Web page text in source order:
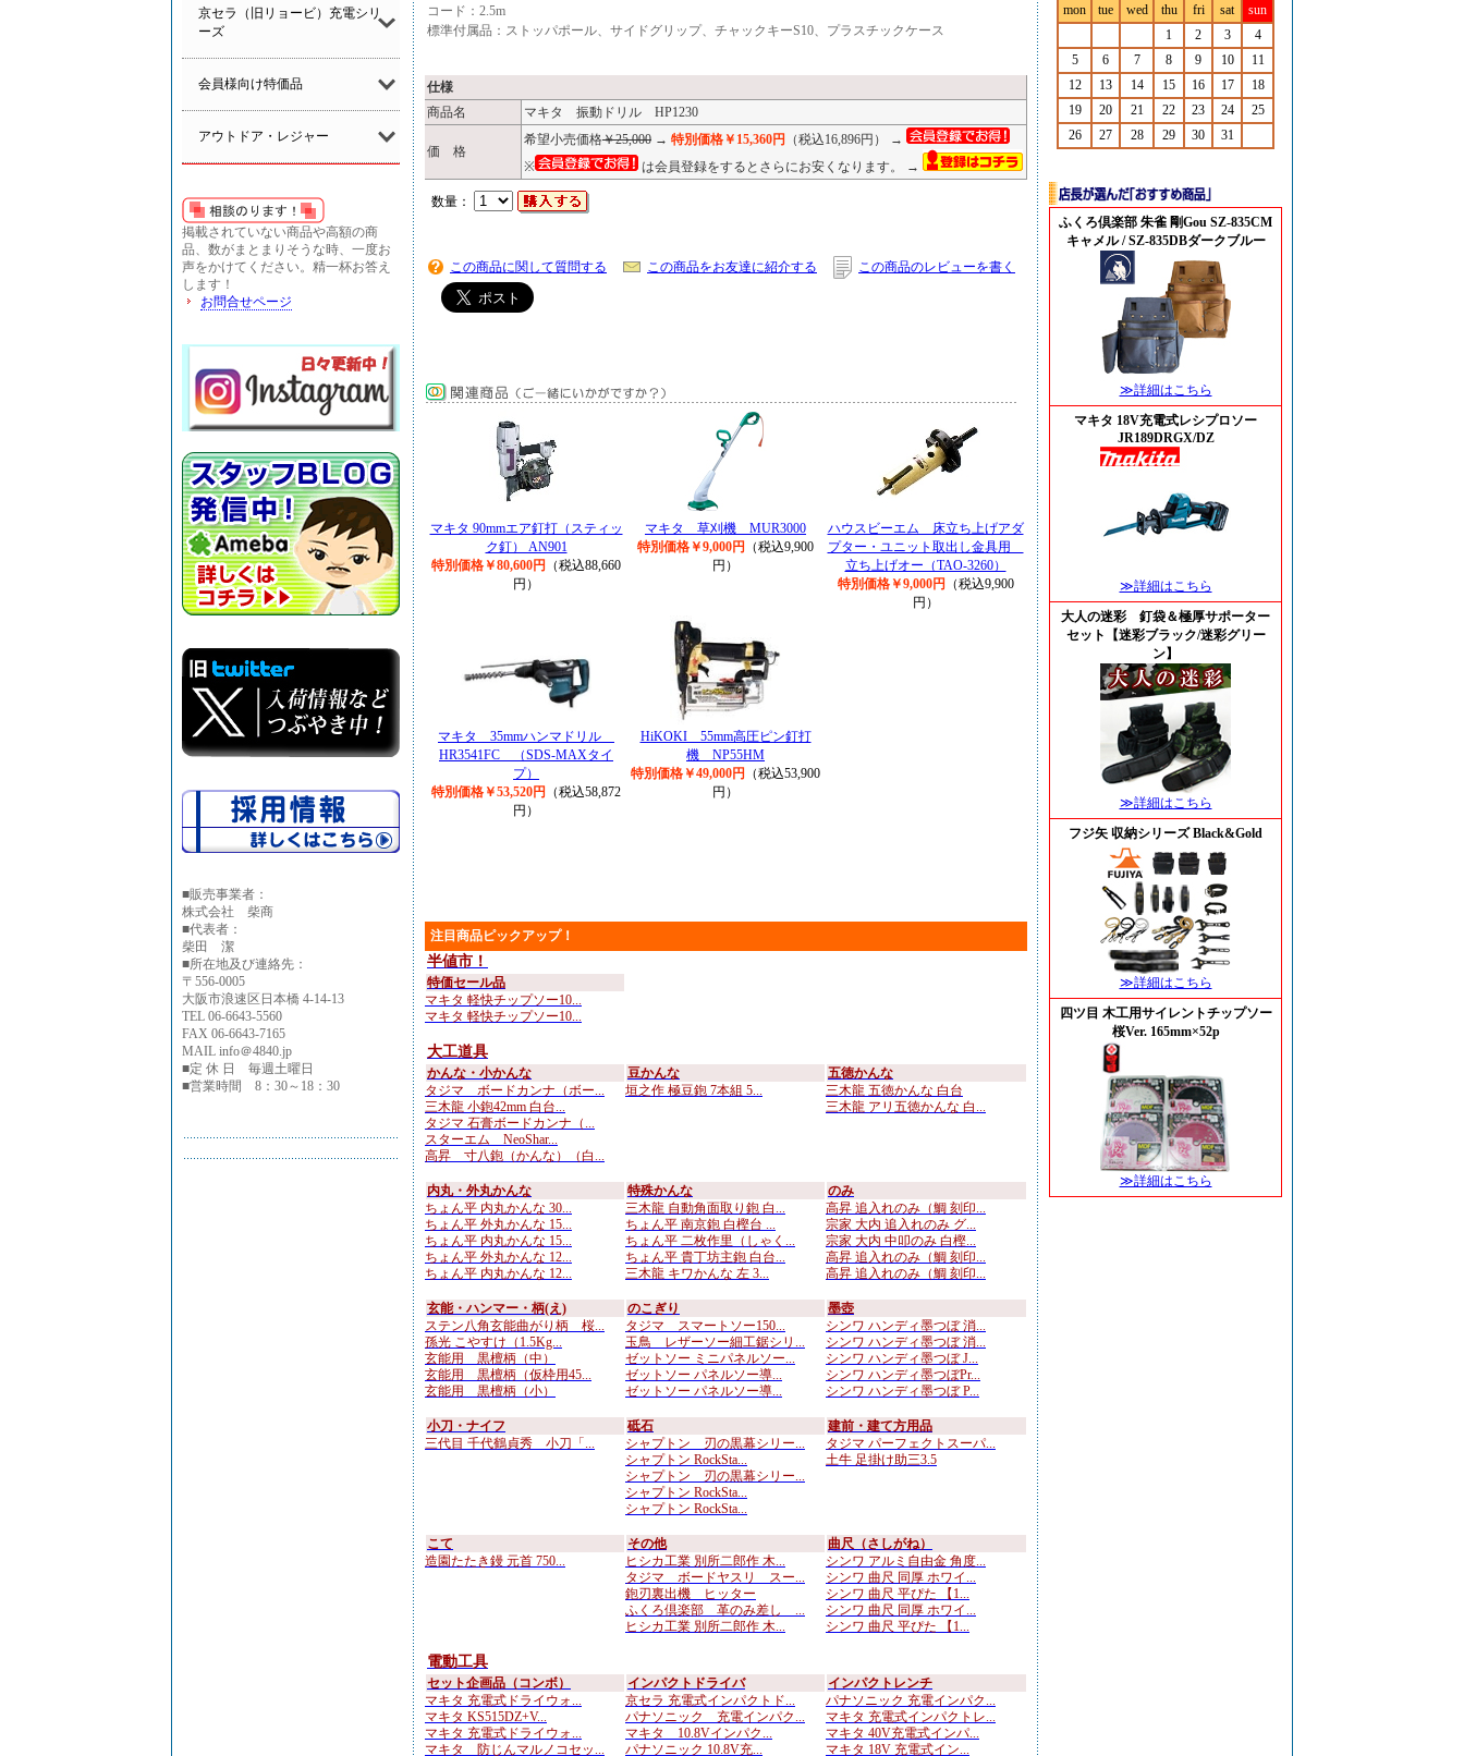
京セラ（旧リョービ）充電シリ
ーズ
会員様向け特価品
アウトドア・レジャー
掲載されていない商品や高額の商
品、数がまとまりそうな時、一度お
声をかけてください。精一杯お答え
します！
お問合せページ
■販売事業者：
株式会社 柴商
■代表者：
柴田 潔
■所在地及び連絡先：
〒556-0005
大阪市浪速区日本橋 4-14-13
TEL 06-6643-5560
FAX 06-6643-7165
MAIL info＠4840.jp
■定 休 日 毎週土曜日
■営業時間 8：30～18：30
コード：2.5m
標準付属品：ストッパポール、サイドグリップ、チャックキーS10、プラスチックケース
仕様
商品名
マキタ 振動ドリル HP1230
価 格
希望小売価格￥25,000 → 特別価格￥15,360円
（税込16,896円） →
※
は会員登録をするとさらにお安くなります。 →
数量：
この商品に関して質問する この商品をお友達に紹介する この商品のレビューを書く
マキタ 90mmエア釘打（スティッ
ク釘） AN901
特別価格￥80,600円
（税込88,660
円）
マキタ 草刈機 MUR3000
特別価格￥9,000円
（税込9,900
円）
ハウスビーエム 床立ち上げアダ
プター・ユニット取出し金具用
立ち上げオー（TAO-3260）
特別価格￥9,000円
（税込9,900
円）
マキタ 35mmハンマドリル
HR3541FC （SDS-MAXタイ
プ）
特別価格￥53,520円
（税込58,872
円）
HiKOKI 55mm高圧ピン釘打
機 NP55HM
特別価格￥49,000円
（税込53,900
円）
注目商品ピックアップ！
半値市！
特価セール品
マキタ 軽快チップソー10...
マキタ 軽快チップソー10...
大工道具
かんな・小かんな
タジマ ボードカンナ（ボー...
三木龍 小鉋42mm 白台...
タジマ 石膏ボードカンナ（...
スターエム NeoShar...
高昇 寸八鉋（かんな）（白...
豆かんな
垣之作 極豆鉋 7本組 5...
五徳かんな
三木龍 五徳かんな 白台
三木龍 アリ五徳かんな 白...
内丸・外丸かんな
ちょん平 内丸かんな 30...
ちょん平 外丸かんな 15...
ちょん平 内丸かんな 15...
ちょん平 外丸かんな 12...
ちょん平 内丸かんな 12...
特殊かんな
三木龍 自動角面取り鉋 白...
ちょん平 南京鉋 白樫台 ...
ちょん平 二枚作里（しゃく...
ちょん平 貴丁坊主鉋 白台...
三木龍 キワかんな 左 3...
のみ
高昇 追入れのみ（鯛 刻印...
宗家 大内 追入れのみ グ...
宗家 大内 中叩のみ 白樫...
高昇 追入れのみ（鯛 刻印...
高昇 追入れのみ（鯛 刻印...
玄能・ハンマー・柄(え)
ステン八角玄能曲がり柄 桜...
孫光 こやすけ（1.5Kg...
玄能用 黒檀柄（中）
玄能用 黒檀柄（仮枠用45...
玄能用 黒檀柄（小）
のこぎり
タジマ スマートソー150...
玉鳥 レザーソー細工鋸シリ...
ゼットソー ミニパネルソー...
ゼットソー パネルソー導...
ゼットソー パネルソー導...
墨壺
シンワ ハンディ墨つぼ 消...
シンワ ハンディ墨つぼ 消...
シンワ ハンディ墨つぼ J...
シンワ ハンディ墨つぼPr...
シンワ ハンディ墨つぼ P...
小刀・ナイフ
三代目 千代鶴貞秀 小刀「...
砥石
シャプトン 刃の黒幕シリー...
シャプトン RockSta...
シャプトン 刃の黒幕シリー...
シャプトン RockSta...
シャプトン RockSta...
建前・建て方用品
タジマ パーフェクトスーパ...
土牛 足掛け助三3.5
こて
造園たたき鏝 元首 750...
その他
ヒシカ工業 別所二郎作 木...
タジマ ボードヤスリ スー...
鉋刃裏出機 ヒッター
ふくろ倶楽部 革のみ差し ...
ヒシカ工業 別所二郎作 木...
曲尺（さしがね）
シンワ アルミ自由金 角度...
シンワ 曲尺 同厚 ホワイ...
シンワ 曲尺 平ぴた 【1...
シンワ 曲尺 同厚 ホワイ...
シンワ 曲尺 平ぴた 【1...
電動工具
セット企画品（コンボ）
マキタ 充電式ドライウォ...
マキタ KS515DZ+V...
マキタ 充電式ドライウォ...
マキタ 防じんマルノコセッ...
インパクトドライバ
京セラ 充電式インパクトド...
パナソニック 充電インパク...
マキタ 10.8Vインパク...
パナソニック 10.8V充...
インパクトレンチ
パナソニック 充電インパク...
マキタ 充電式インパクトレ...
マキタ 40V充電式インパ...
マキタ 18V 充電式イン...
mon
tue wed thu fri sat
sun
1
2 3
4
5
6 7 8 9 10
11
12
13 14 15 16 17
18
19
20 21 22 23 24
25
26
27 28 29 30 31
ふくろ倶楽部 朱雀 剛Gou SZ-835CM
キャメル / SZ-835DBダークブルー
≫詳細はこちら
マキタ 18V充電式レシプロソー
JR189DRGX/DZ
≫詳細はこちら
大人の迷彩 釘袋＆極厚サポーター
セット【迷彩ブラック/迷彩グリー
ン】
≫詳細はこちら
フジ矢 収納シリーズ Black&Gold
≫詳細はこちら
四ツ目 木工用サイレントチップソー
桜Ver. 165mm×52p
≫詳細はこちら